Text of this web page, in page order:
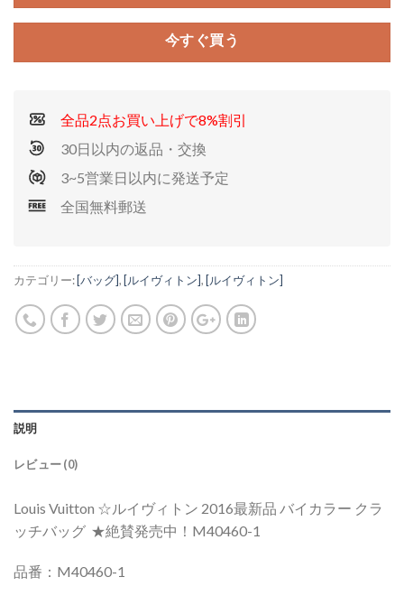
今すぐ買う
全品2点お買い上げで8%割引
30日以内の返品・交換
3~5営業日以内に発送予定
全国無料郵送
カテゴリー: [バッグ], [ルイヴィトン], [ルイヴィトン]
説明
レビュー (0)
Louis Vuitton ☆ルイヴィトン 2016最新品 バイカラー クラ
ッチバッグ ★絶賛発売中！M40460-1
品番：M40460-1